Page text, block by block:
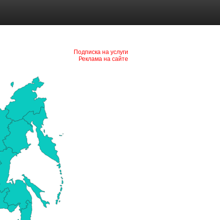
Подписка на услуги
Реклама на сайте